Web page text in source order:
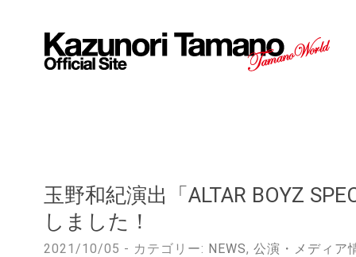
玉野和紀演出「ALTAR BOYZ
しました！
2021/10/05 - カテゴリー: NEWS, 公演・メディア